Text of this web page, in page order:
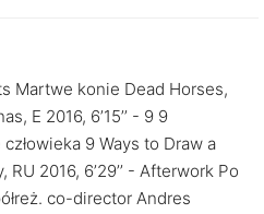
Martwe konie Dead Horses,
E 2016, 6’15’’ - 9 9
9 Ways to Draw a
2016, 6’29’’ - Afterwork Po
co-director Andres